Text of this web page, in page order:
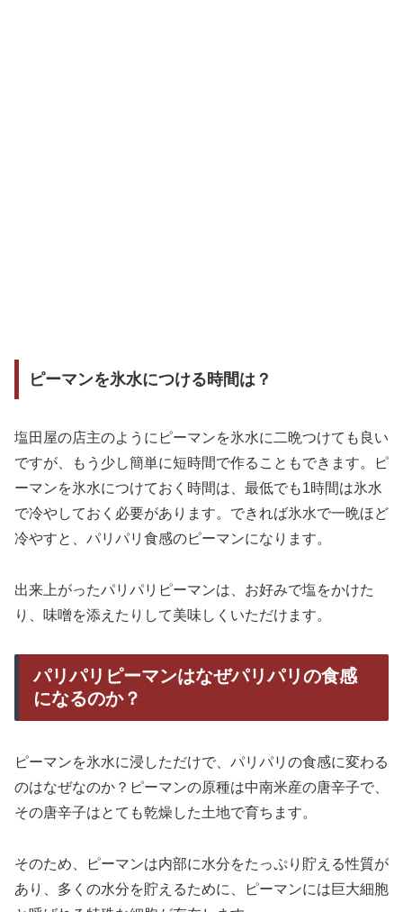
ピーマンを氷水につける時間は？
塩田屋の店主のようにピーマンを氷水に二晩つけても良い
ですが、もう少し簡単に短時間で作ることもできます。ピ
ーマンを氷水につけておく時間は、最低でも1時間は氷水
で冷やしておく必要があります。できれば氷水で一晩ほど
冷やすと、パリパリ食感のピーマンになります。
出来上がったパリパリピーマンは、お好みで塩をかけた
り、味噌を添えたりして美味しくいただけます。
パリパリピーマンはなぜパリパリの食感
になるのか？
ピーマンを氷水に浸しただけで、パリパリの食感に変わる
のはなぜなのか？ピーマンの原種は中南米産の唐辛子で、
その唐辛子はとても乾燥した土地で育ちます。
そのため、ピーマンは内部に水分をたっぷり貯える性質が
あり、多くの水分を貯えるために、ピーマンには巨大細胞